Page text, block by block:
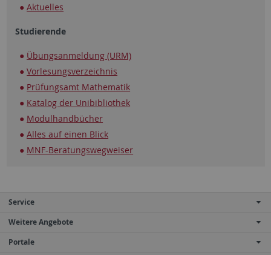
Aktuelles
Studierende
Übungsanmeldung (URM)
Vorlesungsverzeichnis
Prüfungsamt Mathematik
Katalog der Unibibliothek
Modulhandbücher
Alles auf einen Blick
MNF-Beratungswegweiser
Service
Weitere Angebote
Portale